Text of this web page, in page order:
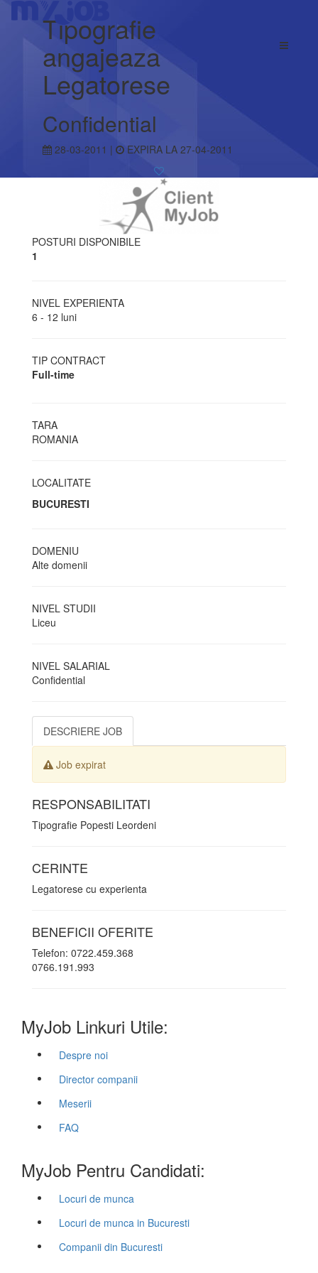
Tipografie
angajeaza
Legatorese
Confidential
28-03-2011 | EXPIRA LA 27-04-2011
POSTURI DISPONIBILE
1
NIVEL EXPERIENTA
6 - 12 luni
TIP CONTRACT
Full-time
TARA
ROMANIA
LOCALITATE
BUCURESTI
DOMENIU
Alte domenii
NIVEL STUDII
Liceu
NIVEL SALARIAL
Confidential
DESCRIERE JOB
Job expirat
RESPONSABILITATI
Tipografie Popesti Leordeni
CERINTE
Legatorese cu experienta
BENEFICII OFERITE
Telefon: 0722.459.368
0766.191.993
MyJob Linkuri Utile:
Despre noi
Director companii
Meserii
FAQ
MyJob Pentru Candidati:
Locuri de munca
Locuri de munca in Bucuresti
Companii din Bucuresti